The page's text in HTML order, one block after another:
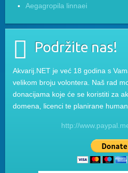
Aegagropila linnaei
Podržite nas!
Akvarij.NET je već 18 godina s
velikom broju volontera. Naš rad
donacijama koje će se koristiti za
domena, licenci te planirane
http://